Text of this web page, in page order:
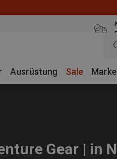
Ausrüstung Sale
Gear | in